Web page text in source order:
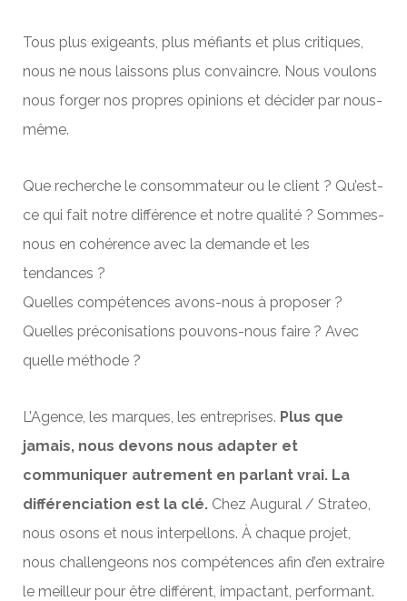
Tous plus exigeants, plus méfiants et plus critiques,
nous ne nous laissons plus convaincre. Nous voulons
nous forger nos propres opinions et décider par nous-
même.
Que recherche le consommateur ou le client ? Qu’est-
ce qui fait notre différence et notre qualité ? Sommes-
nous en cohérence avec la demande et les
tendances ?
Quelles compétences avons-nous à proposer ?
Quelles préconisations pouvons-nous faire ? Avec
quelle méthode ?
L’Agence, les marques, les entreprises. Plus que
jamais, nous devons nous adapter et
communiquer autrement en parlant vrai. La
différenciation est la clé. Chez Augural / Strateo,
nous osons et nous interpellons. À chaque projet,
nous challengeons nos compétences afin d’en extraire
le meilleur pour être différent, impactant, performant.